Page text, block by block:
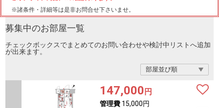
※諸条件・詳細等は是非お問合せ下さいませ。
募集中のお部屋一覧
チェックボックスでまとめてのお問い合わせや検討中リストへ追加
が出来ます。
147,000 円
管理費15,000円